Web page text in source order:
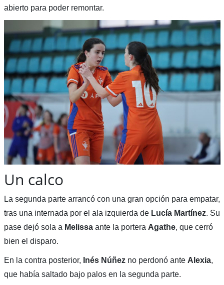
abierto para poder remontar.
Un calco
La segunda parte arrancó con una gran opción para empatar,
tras una internada por el ala izquierda de Lucía Martínez. Su
pase dejó sola a Melissaante la portera Agathe, que cerró
bien el disparo.
En la contra posterior, Inés Núñezno perdonó ante Alexia,
que había saltado bajo palos en la segunda parte.